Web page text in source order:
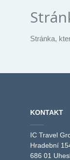
Stránka,
KONTAKT
IC Travel
Hradební
686 01